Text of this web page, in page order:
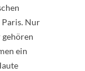
Paris. Nur
ein